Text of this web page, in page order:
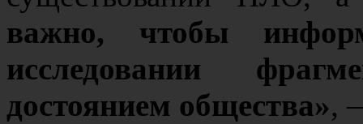
важно, чтобы
исследовании
достоянием общества»,